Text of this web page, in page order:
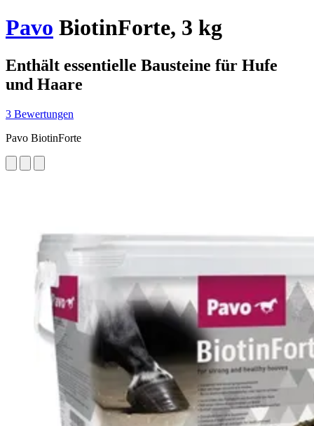
Pavo BiotinForte, 3 kg
Enthält essentielle Bausteine für Hufe
und Haare
3 Bewertungen
Pavo BiotinForte